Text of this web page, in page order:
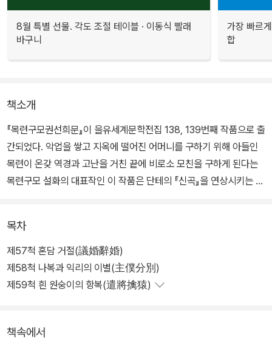
8월 특별 선물. 각도 조절 테이블 · 이동식 빨래
바구니
가장 빠르
합
책소개
『목련구모권선희문』이 을유세계문학전집 138, 139번째 작품으로 출
간되었다. 악업을 쌓고 지옥에 떨어진 어머니를 구하기 위해 아들인
목련이 온갖 역경과 고난을 거친 끝에 비로소 모친을 구하게 된다는
목련구모 설화의 대표작인 이 작품은 단테의 『신곡』을 연상시키는 걸
목차
제57척 혼담 거절(議婚辭婚)
제58척 나복과 익리의 이별(主僕分別)
제59척 흰 원숭이의 항복(遣將擒猿)
책속에서